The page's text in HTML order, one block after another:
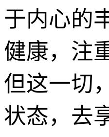
于内心的
健康，注
但这一切
状态，去